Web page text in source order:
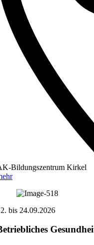
Bildungszentrum Kirkel
bis 24.09.2026